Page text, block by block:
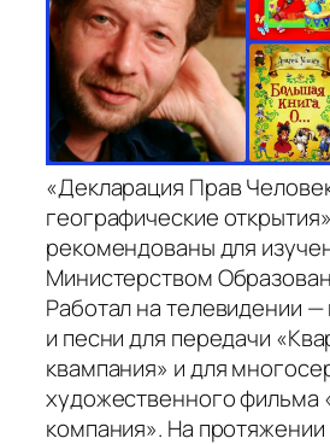
«Декларация Прав
географические
рекомендованы для
Министерством
Работал на телевидении
и песни для передачи
квампания» и для
художественного фильма
компания». На протяжении